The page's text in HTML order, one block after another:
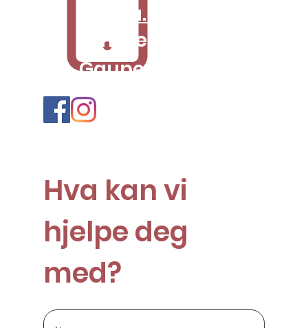
Hva kan vi
hjelpe deg
med?
media.no
Amsvegen 171, 2355
Gaupen